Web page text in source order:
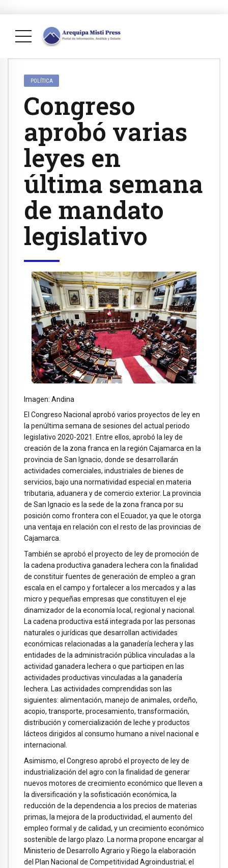
POLÍTICA
Congreso
aprobó varias
leyes en
última semana
de mandato
legislativo
Imagen: Andina
El Congreso Nacional aprobó varios proyectos de ley en
la penúltima semana de sesiones del actual periodo
legislativo 2020-2021. Entre ellos, aprobó la ley de
creación de la zona franca en la región Cajamarca en la
provincia de San Ignacio, donde se desarrollarán
actividades comerciales, industriales de bienes de
servicios, bajo una normatividad especial en materia
tributaria, aduanera y de comercio exterior. La provincia
de San Ignacio es la sede de la zona franca por su
posición como frontera con el Ecuador, ya que le otorga
una ventaja en relación con el resto de las provincias de
Cajamarca.
También se aprobó el proyecto de ley de promoción de
la cadena productiva ganadera lechera con la finalidad
de constituir fuentes de generación de empleo a gran
escala en el campo y fortalecer a los mercados y a las
micro y pequeñas empresas que constituyen el eje
dinamizador de la economía local, regional y nacional.
La cadena productiva está integrada por las personas
naturales o jurídicas que desarrollan actividades
económicas relacionadas a la ganadería lechera y las
entidades de la administración pública vinculadas a la
actividad ganadera lechera o que participen en las
actividades productivas vinculadas a la ganadería
lechera. Las actividades comprendidas son las
siguientes: alimentación, manejo de animales, ordeño,
acopio, transporte, procesamiento, transformación,
distribución y comercialización de leche y productos
lácteos dirigidos al consumo humano a nivel nacional e
internacional.
Asimismo, el Congreso aprobó el proyecto de ley de
industrialización del agro con la finalidad de generar
nuevos motores de crecimiento económico que lleven a
la diversificación y la sofisticación económica, la
reducción de la dependencia a los precios de materias
primas, la mejora de la productividad, el aumento del
empleo formal y de calidad, y un crecimiento económico
sostenible de largo plazo. La norma propone encargar al
Ministerio de Desarrollo Agrario y Riego la elaboración
del Plan Nacional de Competitividad Agroindustrial; el